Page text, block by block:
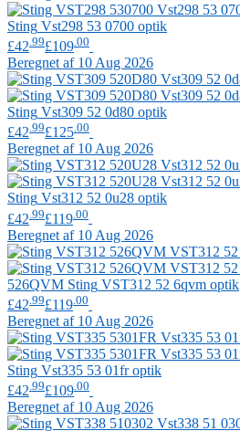
Sting Vst298 53 0700 optik
£42 .99£109 .00
Beregnet af 10 Aug 2026
Sting Vst309 52 0d80 optik
£42 .99£125 .00
Beregnet af 10 Aug 2026
Sting Vst312 52 0u28 optik
£42 .99£119 .00
Beregnet af 10 Aug 2026
526QVM Sting VST312 52 6qvm optik
£42 .99£119 .00
Beregnet af 10 Aug 2026
Sting Vst335 53 01fr optik
£42 .99£109 .00
Beregnet af 10 Aug 2026